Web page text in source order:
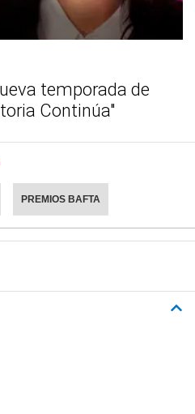
temporada de
Continúa"
PREMIOS BAFTA